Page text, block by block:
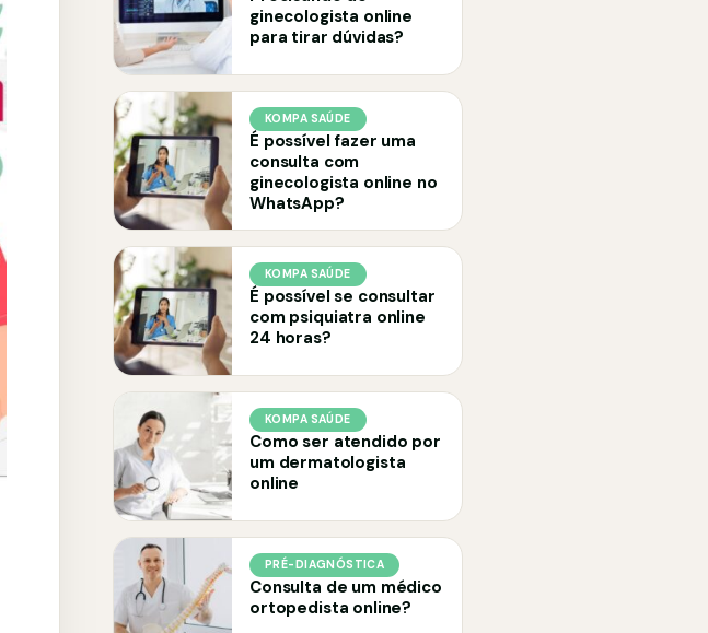
ginecologista online
para tirar dúvidas?
KOMPA SAÚDE
É possível fazer uma
consulta com
ginecologista online no
WhatsApp?
KOMPA SAÚDE
É possível se consultar
com psiquiatra online
24 horas?
KOMPA SAÚDE
Como ser atendido por
um dermatologista
online
PRÉ-DIAGNÓSTICA
Consulta de um médico
ortopedista online?